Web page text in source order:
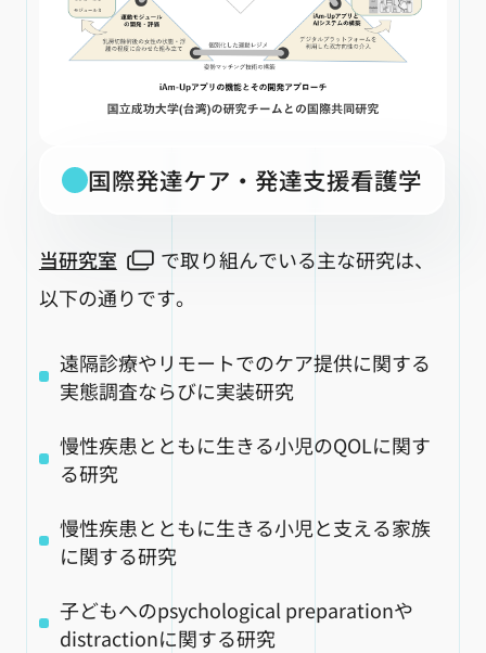
国際発達ケア・発達支援看護学
当研究室
で取り組んでいる主な研究は、
以下の通りです。
遠隔診療やリモートでのケア提供に関する
実態調査ならびに実装研究
慢性疾患とともに生きる小児のQOLに関す
る研究
慢性疾患とともに生きる小児と支える家族
に関する研究
子どもへのpsychological preparationや
distractionに関する研究